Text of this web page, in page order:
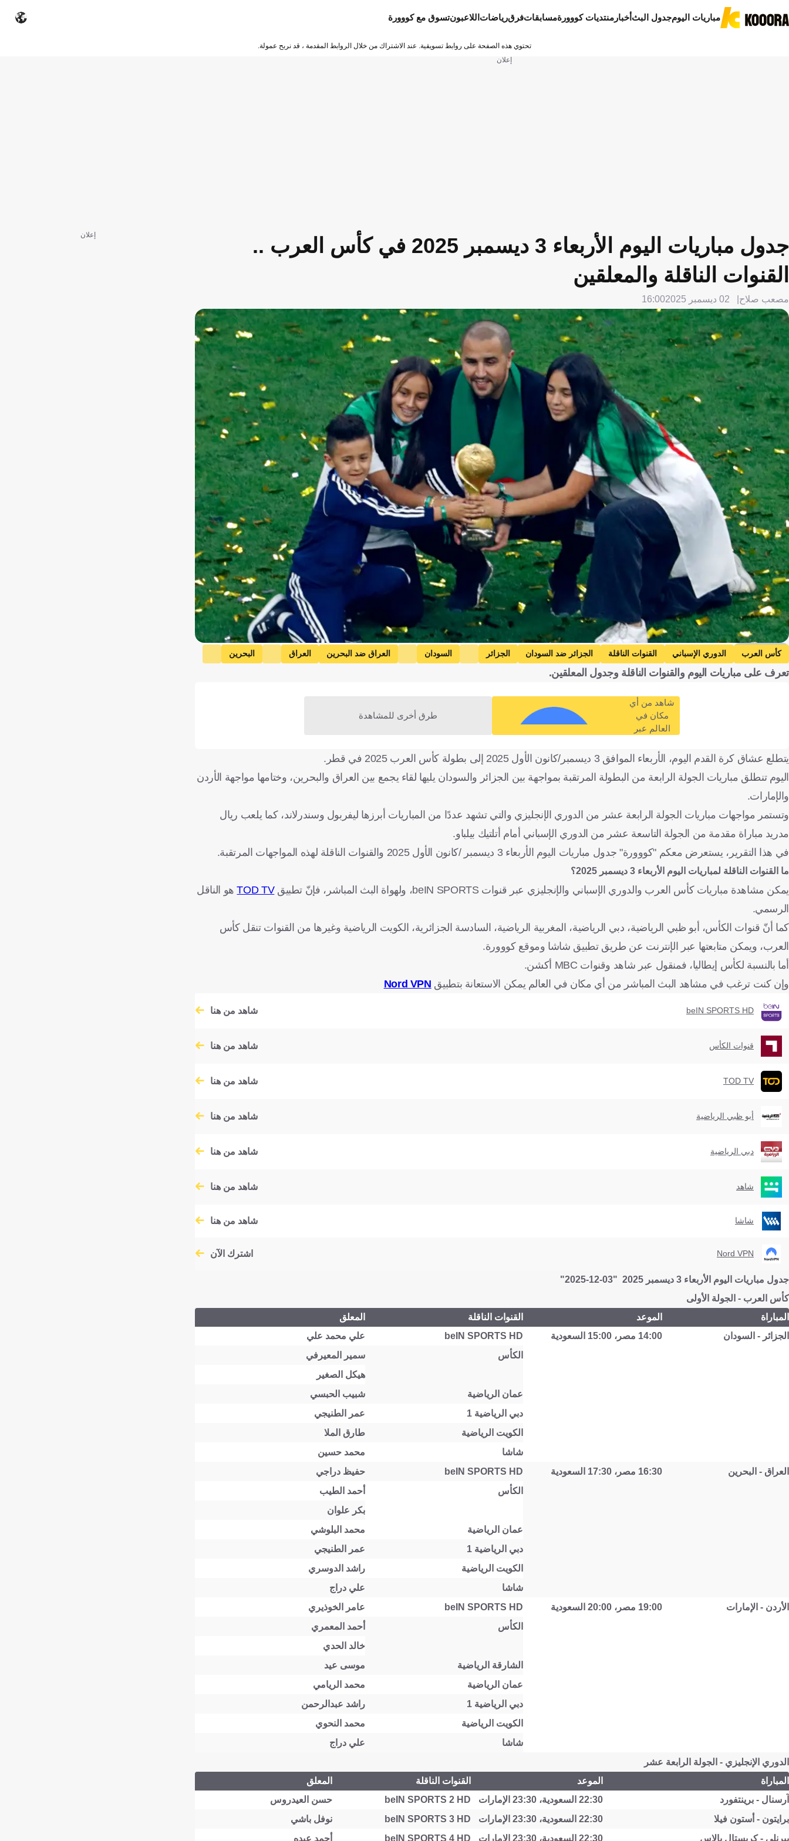
مباريات اليومجدول البثأخبار منتديات كووورةمسابقاتفرقرياضات اللاعبونتسوق مع كووورة
تحتوي هذه الصفحة على روابط تسويقية. عند الاشتراك من خلال الروابط المقدمة ، قد نربح عمولة.
إعلان
جدول مباريات اليوم الأربعاء 3 ديسمبر 2025 في كأس العرب ..
القنوات الناقلة والمعلقين
مصعب صلاح 02 ديسمبر 2025 16:00
Getty Images
كأس العرب الدوري الإسباني القنوات الناقلة الجزائر ضد السودان الجزائر السودان العراق ضد البحرين العراق
البحرين
الأردن ضد الإمارات العربية المتحدة
الأردن الإمارات العربية المتحدة
أتلتيك بيلباو ضد ريال مدريد أتلتيك بيلباو ليدز يونايتد ضد تشيلسي
فينيسيا
تعرف على مباريات اليوم والقنوات الناقلة وجدول المعلقين.
شاهد من أي
مكان في
العالم عبر
طرق أخرى للمشاهدة
يتطلع عشاق كرة القدم اليوم، الأربعاء الموافق 3 ديسمبر/كانون الأول 2025 إلى بطولة كأس العرب 2025 في قطر.
اليوم تنطلق مباريات الجولة الرابعة من البطولة المرتقبة بمواجهة بين الجزائر والسودان يليها لقاء يجمع بين العراق والبحرين، وختامها مواجهة الأردن
والإمارات.
وتستمر مواجهات مباريات الجولة الرابعة عشر من الدوري الإنجليزي والتي تشهد عددًا من المباريات أبرزها ليفربول وسندرلاند، كما يلعب ريال
مدريد مباراة مقدمة من الجولة التاسعة عشر من الدوري الإسباني أمام أتلتيك بيلباو.
في هذا التقرير، يستعرض معكم "كووورة" جدول مباريات اليوم الأربعاء 3 ديسمبر /كانون الأول 2025 والقنوات الناقلة لهذه المواجهات المرتقبة.
ما القنوات الناقلة لمباريات اليوم الأربعاء 3 ديسمبر 2025؟
يمكن مشاهدة مباريات كأس العرب والدوري الإسباني والإنجليزي عبر قنوات beIN SPORTS، ولهواة البث المباشر، فإنّ تطبيق TOD TVهو الناقل
الرسمي.
كما أنّ قنوات الكأس، أبو ظبي الرياضية، دبي الرياضية، المغربية الرياضية، السادسة الجزائرية، الكويت الرياضية وغيرها من القنوات تنقل كأس
العرب، ويمكن متابعتها عبر الإنترنت عن طريق تطبيق شاشا وموقع كووورة.
أما بالنسبة لكأس إيطاليا، فمنقول عبر شاهد وقنوات MBC أكشن.
وإن كنت ترغب في مشاهد البث المباشر من أي مكان في العالم يمكن الاستعانة بتطبيق Nord VPN
beIN SPORTS HD شاهد من هنا
قنوات الكأس شاهد من هنا
TOD TV شاهد من هنا
أبو ظبي الرياضية شاهد من هنا
دبي الرياضية شاهد من هنا
شاهد شاهد من هنا
شاشا شاهد من هنا
Nord VPN اشترك الآن
جدول مباريات اليوم الأربعاء 3 ديسمبر 2025 "03-12-2025"
كأس العرب - الجولة الأولى
المباراة
الموعد القنوات الناقلة
المعلق
الجزائر - السودان
14:00 مصر، 15:00 السعودية beIN SPORTS HD
علي محمد علي
الكأس
سمير المعيرفي
هيكل الصغير
عمان الرياضية
شبيب الحبسي
دبي الرياضية 1
عمر الطنيجي
الكويت الرياضية
طارق الملا
شاشا
محمد حسين
العراق - البحرين
16:30 مصر، 17:30 السعودية beIN SPORTS HD
حفيظ دراجي
الكأس
أحمد الطيب
بكر علوان
عمان الرياضية
محمد البلوشي
دبي الرياضية 1
عمر الطنيجي
الكويت الرياضية
راشد الدوسري
شاشا
علي دراج
الأردن - الإمارات
19:00 مصر، 20:00 السعودية beIN SPORTS HD
عامر الخوذيري
الكأس
أحمد المعمري
خالد الحدي
الشارقة الرياضية
موسى عيد
عمان الرياضية
محمد الريامي
دبي الرياضية 1
راشد عبدالرحمن
الكويت الرياضية
محمد النحوي
شاشا
علي دراج
الدوري الإنجليزي - الجولة الرابعة عشر
المباراة
الموعد القنوات الناقلة
المعلق
آرسنال - برينتفورد
22:30 السعودية، 23:30 الإمارات beIN SPORTS 2 HD
حسن العيدروس
برايتون - أستون فيلا
22:30 السعودية، 23:30 الإمارات beIN SPORTS 3 HD
نوفل باشي
بيرنلي - كريستال بالاس
22:30 السعودية، 23:30 الإمارات beIN SPORTS 4 HD أحمد عبده
إعلان